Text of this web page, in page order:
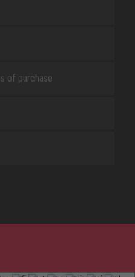
of purchase